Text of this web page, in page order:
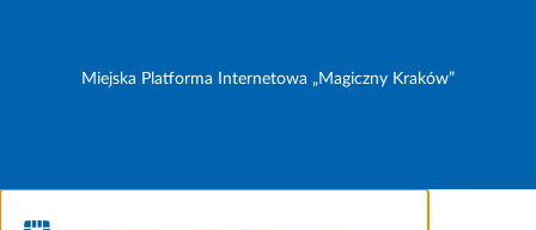
Miejska Platforma Internetowa „Magiczny Kraków”